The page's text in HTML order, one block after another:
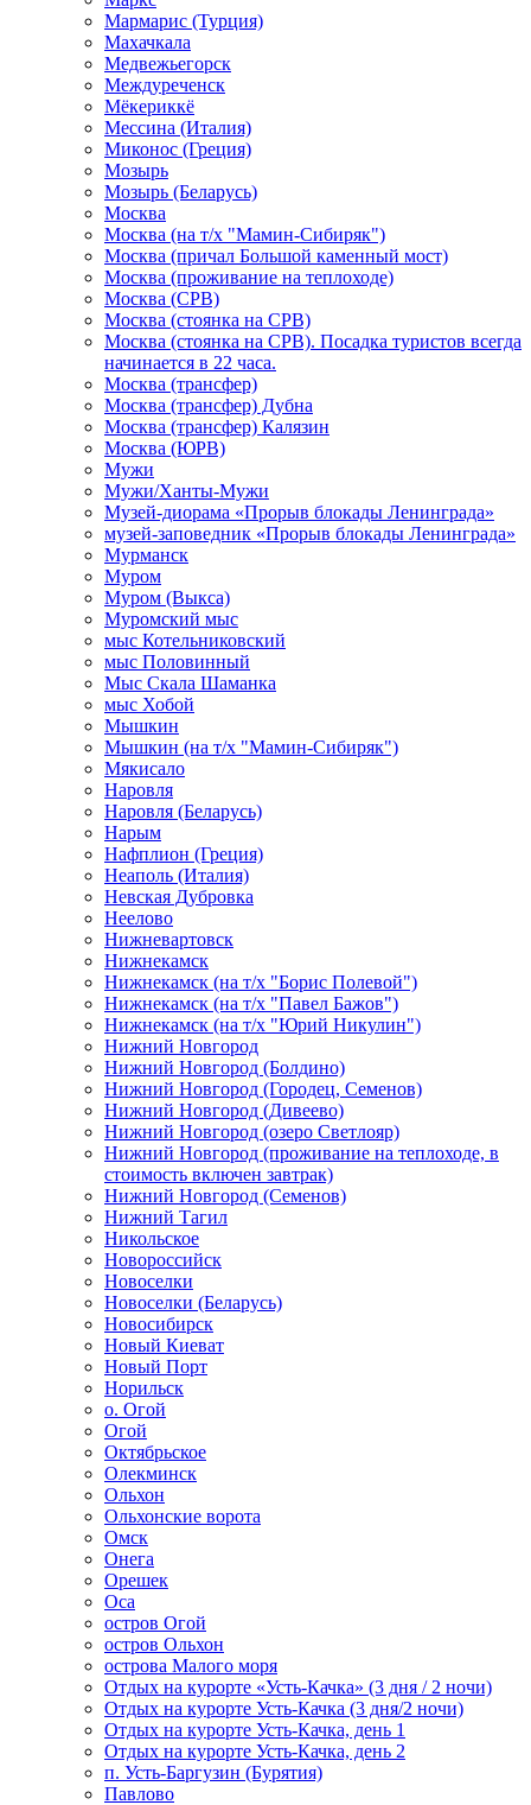
Мармарис (Турция)
Махачкала
Медвежьегорск
Междуреченск
Мёкериккё
Мессина (Италия)
Миконос (Греция)
Мозырь
Мозырь (Беларусь)
Москва
Москва (на т/х "Мамин-Сибиряк")
Москва (причал Большой каменный мост)
Москва (проживание на теплоходе)
Москва (СРВ)
Москва (стоянка на СРВ)
Москва (стоянка на СРВ). Посадка туристов всегда
начинается в 22 часа.
Москва (трансфер)
Москва (трансфер) Дубна
Москва (трансфер) Калязин
Москва (ЮРВ)
Мужи
Мужи/Ханты-Мужи
Музей-диорама «Прорыв блокады Ленинграда»
музей-заповедник «Прорыв блокады Ленинграда»
Мурманск
Муром
Муром (Выкса)
Муромский мыс
мыс Котельниковский
мыс Половинный
Мыс Скала Шаманка
мыс Хобой
Мышкин
Мышкин (на т/х "Мамин-Сибиряк")
Мякисало
Наровля
Наровля (Беларусь)
Нарым
Нафплион (Греция)
Неаполь (Италия)
Невская Дубровка
Неелово
Нижневартовск
Нижнекамск
Нижнекамск (на т/х "Борис Полевой")
Нижнекамск (на т/х "Павел Бажов")
Нижнекамск (на т/х "Юрий Никулин")
Нижний Новгород
Нижний Новгород (Болдино)
Нижний Новгород (Городец, Семенов)
Нижний Новгород (Дивеево)
Нижний Новгород (озеро Светлояр)
Нижний Новгород (проживание на теплоходе, в
стоимость включен завтрак)
Нижний Новгород (Семенов)
Нижний Тагил
Никольское
Новороссийск
Новоселки
Новоселки (Беларусь)
Новосибирск
Новый Киеват
Новый Порт
Норильск
о. Огой
Огой
Октябрьское
Олекминск
Ольхон
Ольхонские ворота
Омск
Онега
Орешек
Оса
остров Огой
остров Ольхон
острова Малого моря
Отдых на курорте «Усть-Качка» (3 дня / 2 ночи)
Отдых на курорте Усть-Качка (3 дня/2 ночи)
Отдых на курорте Усть-Качка, день 1
Отдых на курорте Усть-Качка, день 2
п. Усть-Баргузин (Бурятия)
Павлово